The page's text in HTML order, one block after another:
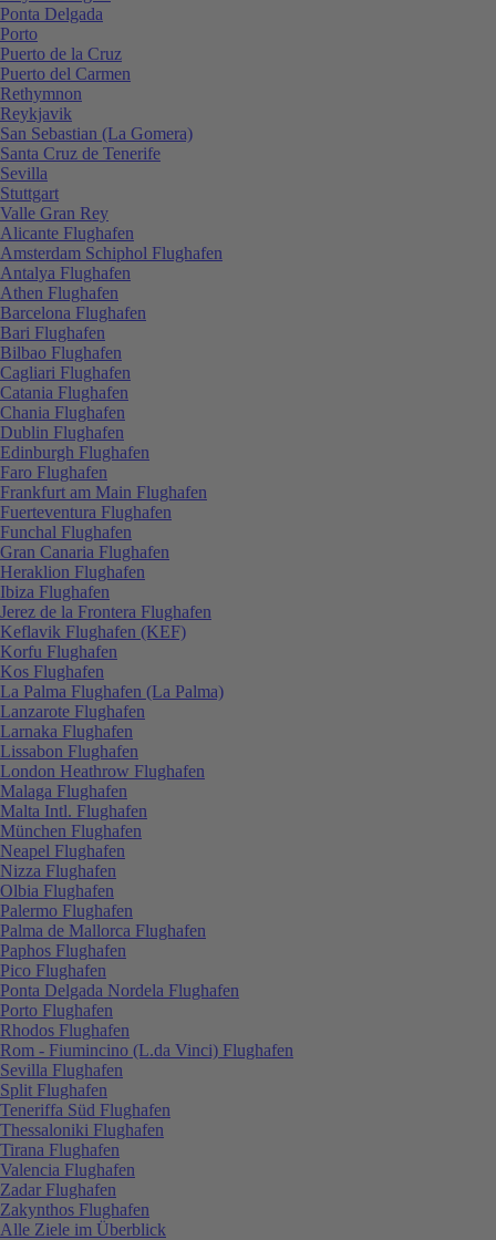
Ponta Delgada
Porto
Puerto de la Cruz
Puerto del Carmen
Rethymnon
Reykjavik
San Sebastian (La Gomera)
Santa Cruz de Tenerife
Sevilla
Stuttgart
Valle Gran Rey
Alicante Flughafen
Amsterdam Schiphol Flughafen
Antalya Flughafen
Athen Flughafen
Barcelona Flughafen
Bari Flughafen
Bilbao Flughafen
Cagliari Flughafen
Catania Flughafen
Chania Flughafen
Dublin Flughafen
Edinburgh Flughafen
Faro Flughafen
Frankfurt am Main Flughafen
Fuerteventura Flughafen
Funchal Flughafen
Gran Canaria Flughafen
Heraklion Flughafen
Ibiza Flughafen
Jerez de la Frontera Flughafen
Keflavik Flughafen (KEF)
Korfu Flughafen
Kos Flughafen
La Palma Flughafen (La Palma)
Lanzarote Flughafen
Larnaka Flughafen
Lissabon Flughafen
London Heathrow Flughafen
Malaga Flughafen
Malta Intl. Flughafen
München Flughafen
Neapel Flughafen
Nizza Flughafen
Olbia Flughafen
Palermo Flughafen
Palma de Mallorca Flughafen
Paphos Flughafen
Pico Flughafen
Ponta Delgada Nordela Flughafen
Porto Flughafen
Rhodos Flughafen
Rom - Fiumincino (L.da Vinci) Flughafen
Sevilla Flughafen
Split Flughafen
Teneriffa Süd Flughafen
Thessaloniki Flughafen
Tirana Flughafen
Valencia Flughafen
Zadar Flughafen
Zakynthos Flughafen
Alle Ziele im Überblick